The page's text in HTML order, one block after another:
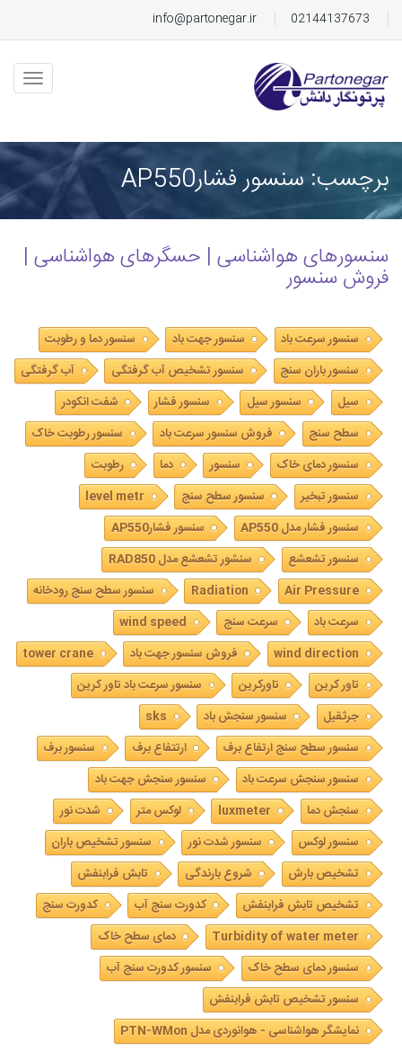
02144137673
info@partonegar.ir
برچسب: سنسور فشارAP550
سنسورهای هواشناسی | حسگرهای هواشناسی |
فروش سنسور
سنسور سرعت باد سنسور جهت باد
سنسور دما و رطوبت
سنسور باران سنج
سنسور تشخیص آب گرفتگی
آب گرفتگی
سیل
سنسور سیل سنسور فشار
شفت انکودر
سطح سنج
فروش سنسور سرعت باد
سنسور رطوبت خاک
سنسور دمای خاک
سنسور دما
رطوبت
سنسور تبخیر
سنسور سطح سنج
level metr
سنسور فشار مدل AP550
سنسور فشارAP550
سنسور تشعشع
سنشور تشعشع مدل RAD850
Air Pressure
Radiation
سنسور سطح سنج رودخانه
سرعت باد
سرعت سنج
wind speed
wind direction
فروش سنسور جهت باد
tower crane
تاور کرین
تاورکرین
سنسور سرعت باد تاور کرین
جرثقیل
سنسور سنجش باد
sks
سنسور سطح سنج ارتفاع برف
ارتتفاع برف
سنسور برف
سنسور سنجش سرعت باد
سنسور سنجش جهت باد
سنجش دما
luxmeter لوکس متر
شدت نور
سنسور لوکس
سنسور شدت نور
سنسور تشخیص باران
تشخیص بارش
شروع بارندگی
تابش فرابنفش
تشخیص تابش فرابنفش
کدورت سنج آب
کدورت سنج
Turbidity of water meter
دمای سطح خاک
سنسور دمای سطح خاک
سنسور کدورت سنج آب
سنسور تشخیص تابش فرابنفش
نمایشگر هواشناسی - هوانوردی مدل PTN-WMon